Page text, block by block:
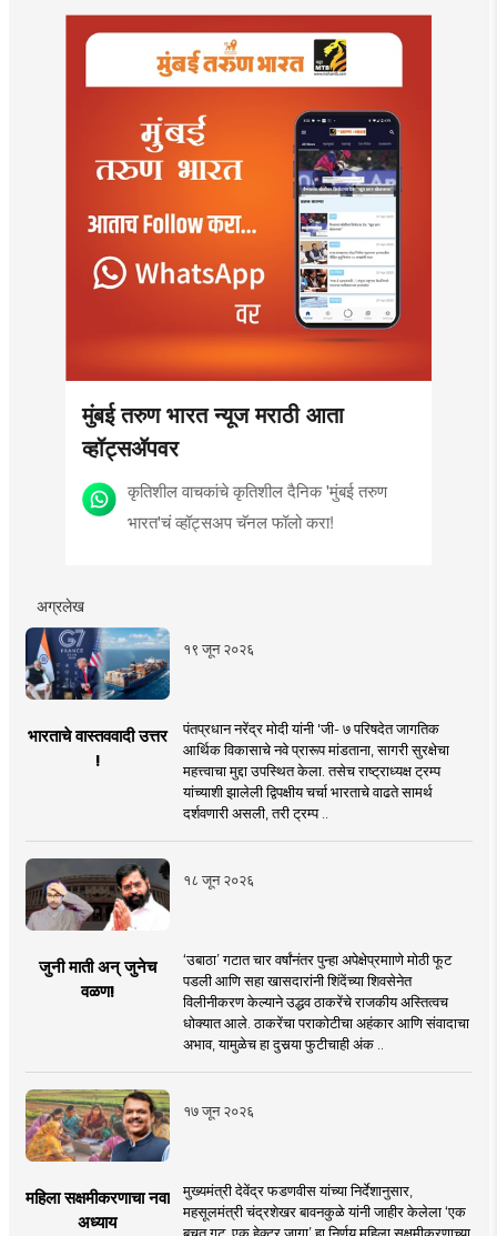
मुंबई तरुण भारत न्यूज मराठी आता
व्हॉट्सॲपवर
कृतिशील वाचकांचे कृतिशील दैनिक 'मुंबई तरुण
भारत'चं व्हॉट्सअप चॅनल फॉलो करा!
अग्रलेख
१९ जून २०२६
भारताचे वास्तववादी उत्तर
!
पंतप्रधान नरेंद्र मोदी यांनी 'जी- ७ परिषदेत जागतिक
आर्थिक विकासाचे नवे प्रारूप मांडताना, सागरी सुरक्षेचा
महत्त्वाचा मुद्दा उपस्थित केला. तसेच राष्ट्राध्यक्ष ट्रम्प
यांच्याशी झालेली द्विपक्षीय चर्चा भारताचे वाढते सामर्थ
दर्शवणारी असली, तरी ट्रम्प ..
१८ जून २०२६
जुनी माती अन् जुनेच
वळण!
‘उबाठा’ गटात चार वर्षांनंतर पुन्हा अपेक्षेप्रमााणे मोठी फूट
पडली आणि सहा खासदारांनी शिंदेंच्या शिवसेनेत
विलीनीकरण केल्याने उद्धव ठाकरेंचे राजकीय अस्तित्वच
धोक्यात आले. ठाकरेंचा पराकोटीचा अहंकार आणि संवादाचा
अभाव, यामुळेच हा दुसर्‍या फुटीचाही अंक ..
१७ जून २०२६
महिला सक्षमीकरणाचा नवा
अध्याय
मुख्यमंत्री देवेंद्र फडणवीस यांच्या निर्देशानुसार,
महसूलमंत्री चंद्रशेखर बावनकुळे यांनी जाहीर केलेला ‘एक
बचत गट, एक हेक्टर जागा’ हा निर्णय महिला सक्षमीकरणाच्या